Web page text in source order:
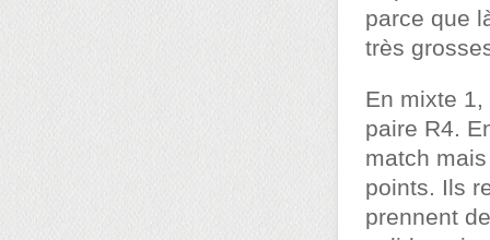
parce que
très
En mixte
paire R4.
match
points. Ils
prennent